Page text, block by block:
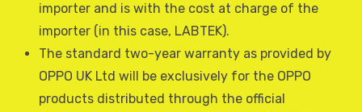
importer and is with the cost at charge of the
importer (in this case, LABTEK).
The standard two-year warranty as provided by
OPPO UK Ltd will be exclusively for the OPPO
products distributed through the official